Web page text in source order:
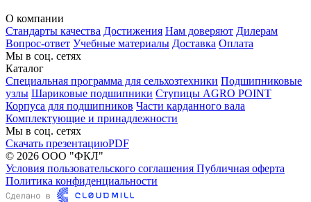
О компании
Стандарты качества Достижения Нам доверяют Дилерам
Вопрос-ответ Учебные материалы Доставка Оплата
Мы в соц. сетях
Каталог
Специальная программа для сельхозтехники Подшипниковые
узлы Шариковые подшипники Ступицы AGRO POINT
Корпуса для подшипников Части карданного вала
Комплектующие и принадлежности
Мы в соц. сетях
Скачать презентациюPDF
© 2026 ООО "ФКЛ"
Условия пользовательского соглашения Публичная оферта
Политика конфиденциальности